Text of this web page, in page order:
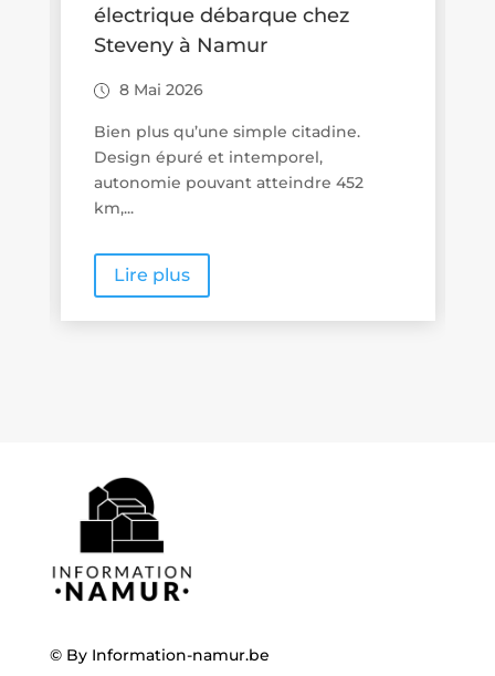
débarque chez
à Namur
8 Mai 2026
plus qu’une simple citadine.
épuré et intemporel,
pouvant atteindre 452
© By Information-namur.be